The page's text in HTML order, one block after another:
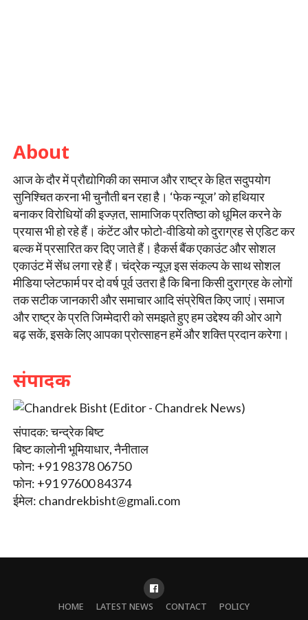
About
आज के दौर में प्रौद्योगिकी का समाज और राष्ट्र के हित सदुपयोग
सुनिश्चित करना भी चुनौती बन रहा है। ‘फेक न्यूज’ को हथियार
बनाकर विरोधियों की इज्ज़त, सामाजिक प्रतिष्ठा को धूमिल करने के
प्रयास भी हो रहे हैं। कंटेंट और फोटो-वीडियो को दुराग्रह से एडिट कर
बल्क में प्रसारित कर दिए जाते हैं। हैकर्स बैंक एकाउंट और सोशल
एकाउंट में सेंध लगा रहे हैं। चंद्रेक न्यूज़ इस संकल्प के साथ सोशल
मीडिया प्लेटफार्म पर दो वर्ष पूर्व उतरा है कि बिना किसी दुराग्रह के लोगों
तक सटीक जानकारी और समाचार आदि संप्रेषित किए जाएं।समाज
और राष्ट्र के प्रति जिम्मेदारी को समझते हुए हम उद्देश्य की ओर आगे
बढ़ सकें, इसके लिए आपका प्रोत्साहन हमें और शक्ति प्रदान करेगा।
संपादक
संपादक: चन्द्रेक बिष्ट
बिष्ट कालोनी भूमियाधार, नैनीताल
फोन: +91 98378 06750
फोन: +91 97600 84374
ईमेल: chandrekbisht@gmali.com
HOME LATEST NEWS CONTACT POLICY